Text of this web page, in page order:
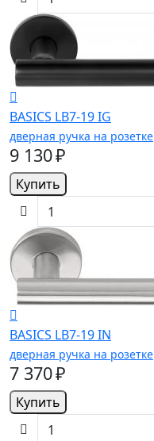
BASICS LB7-19 IG
дверная ручка на розетке
9 130 ₽
Купить
BASICS LB7-19 IN
дверная ручка на розетке
7 370 ₽
Купить